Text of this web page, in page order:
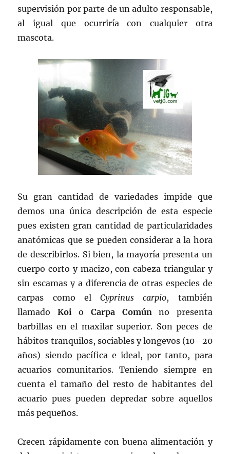
supervisión por parte de un adulto responsable,
al igual que ocurriría con cualquier otra
mascota.
Su gran cantidad de variedades impide que
demos una única descripción de esta especie
pues existen gran cantidad de particularidades
anatómicas que se pueden considerar a la hora
de describirlos. Si bien, la mayoría presenta un
cuerpo corto y macizo, con cabeza triangular y
sin escamas y a diferencia de otras especies de
carpas como elCyprinus carpio, también
llamado Koi o Carpa Común no presenta
barbillas en el maxilar superior. Son peces de
hábitos tranquilos, sociables y longevos (10- 20
años) siendo pacífica e ideal, por tanto, para
acuarios comunitarios. Teniendo siempre en
cuenta el tamaño del resto de habitantes del
acuario pues pueden depredar sobre aquellos
más pequeños.
Crecen rápidamente con buena alimentación y